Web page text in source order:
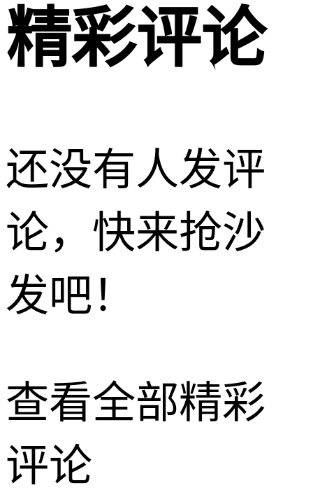
精彩评论
还没有人发评
论，快来抢沙
发吧！
查看全部精彩
评论